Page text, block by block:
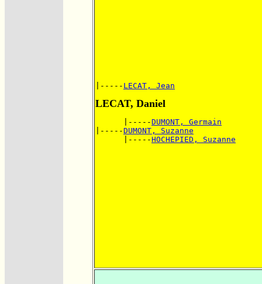
|----- LECAT, Jean
LECAT, Daniel
      |-----
DUMONT, Germain
|-----DUMONT, Suzanne
      |-----
HOCHEPIED, Suzanne